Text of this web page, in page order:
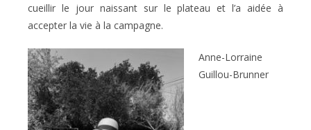
cueillir le jour naissant sur le plateau et l’a aidée à
accepter la vie à la campagne.
Anne-Lorraine
Guillou-Brunner